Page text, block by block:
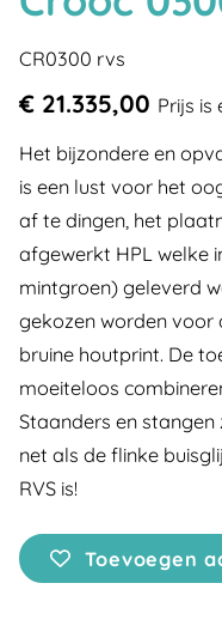
CR0300 rvs
€ 21.335,00 Prijs is
Het bijzondere en
is een lust voor het
af te dingen, het
afgewerkt HPL welke
mintgroen) geleverd
gekozen worden voor
bruine houtprint. De
moeiteloos
Staanders en
net als de flinke
RVS is!
Toevoegen